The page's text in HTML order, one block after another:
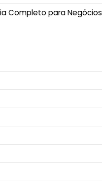
Completo para Negócios